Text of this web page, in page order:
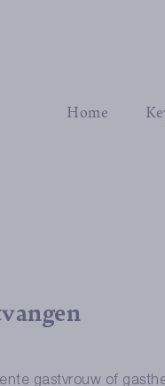
Home
gastvrouw of